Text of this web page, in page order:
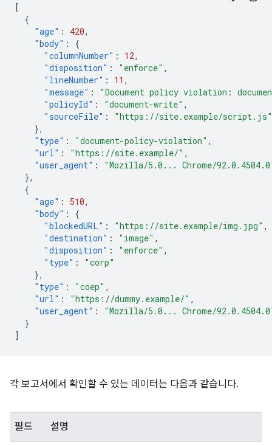
[
{
"age" : 420,
"body" :
{
"columnNumber" : 12,
"disposition" : "enforce" ,
"lineNumber" : 11 ,
"message" :
"Document policy violation:
"policyId" : "document-write" ,
"sourceFile" :
"https://site.example/script.js"
},
"type" : "document-policy-violation" ,
"url" : "https://site.example/" ,
"user_agent" :
"Mozilla/5.0... Chrome/
},
{
"age" : 510,
"body" :
{
"blockedURL" : "https://site.example/img.jpg" ,
"destination" : "image" ,
"disposition" : "enforce" ,
"type" :
"corp"
},
"type" : "coep" ,
"url" : "https://dummy.example/" ,
"user_agent" :
"Mozilla/5.0... Chrome/
}
]
각 보고서에서 확인할 수 있는 데이터는 다음과 같습니다.
필드 설명